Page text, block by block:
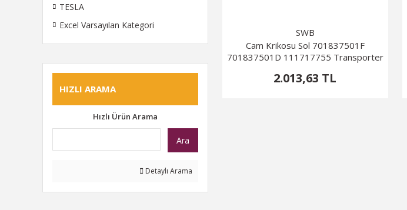
TESLA
Excel Varsayılan Kategori
HIZLI ARAMA
Hızlı Ürün Arama
Ara
Detaylı Arama
SWB
Cam Krikosu Sol 701837501F
701837501D 111717755 Transporter
2.013,63 TL